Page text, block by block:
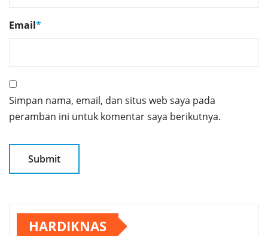
Email*
Simpan nama, email, dan situs web saya pada
peramban ini untuk komentar saya berikutnya.
HARDIKNAS